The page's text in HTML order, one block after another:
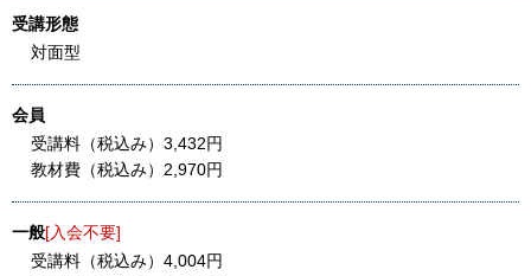
受講形態
対面型
会員
受講料（税込み）3,432円
教材費（税込み）2,970円
一般[入会不要]
受講料（税込み）4,004円